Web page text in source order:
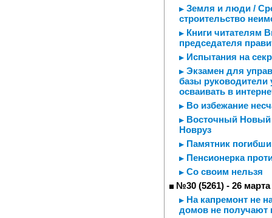
Земля и люди /
строительство
Книги читателям
председателя
Испытания на
Экзамен для
базы
осваивать в
Во избежание
Восточный Новый
Новруз
Памятник
Пенсионерка
Со своим нельзя
№30 (5261) - 26 марта
На капремонт не
домов не получают